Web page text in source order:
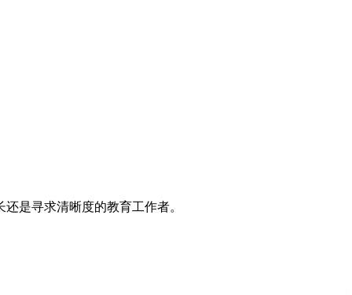
是寻求清晰度的教育工作者。